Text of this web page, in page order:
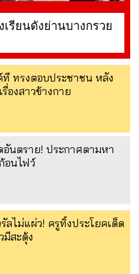
รียนดังย่านบางกรวย
ที ทรงตอบประชาชน หลัง
องสาวข้างกาย
อันตราย! ประกาศตามหา
อนไฟว์
ลไม่แผ่ว! ครูทิ้งประโยคเด็ด
มีสะดุ้ง